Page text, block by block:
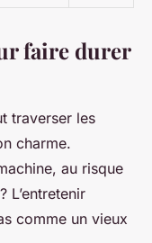
faire durer
traverser les
charme.
au risque
L’entretenir
comme un vieux